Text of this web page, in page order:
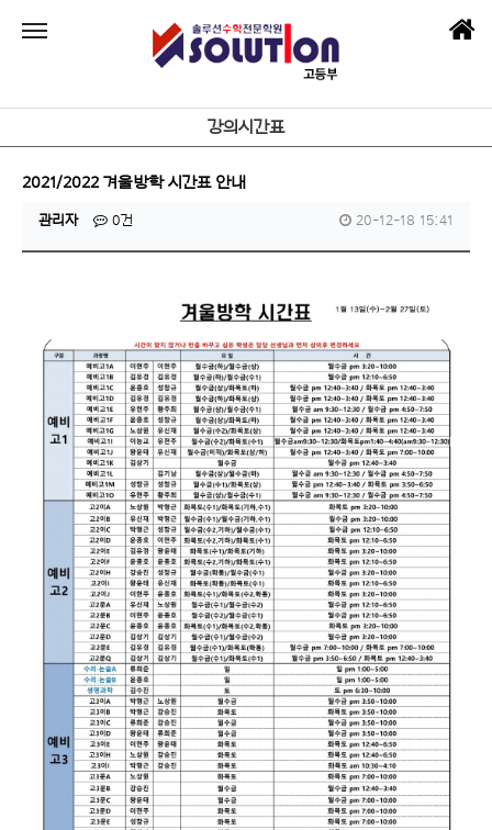
강의시간표
2021/2022 겨울방학 시간표 안내
관리자 0건 20-12-18 15:41